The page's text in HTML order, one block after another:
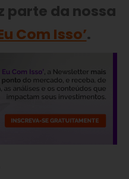
parte da nossa
Com Isso’.